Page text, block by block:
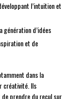
l’intuition et
génération d’idées
et de
dans la
créativité. Ils
prendre du recul sur